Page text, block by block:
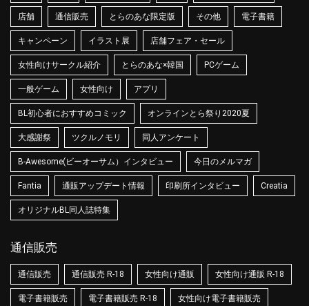
店舗 通信販売 とらのあな限定版 その他 電子書籍
キャンペーン イラスト展 店舗フェア・セール
女性向けサークル紹介 とらのあな×韓国 PCゲーム
一般ゲーム 女性向け アプリ
BL初心者におすすめコミック オンラインとら祭り2020夏
大感謝祭 ツクルノモリ 同人アンケート
B-Awesome(ビーオーサム）インタビュー 今日のメルマガ
Fantia 通販アップデート情報 印刷所インタビュー Creatia
オリジナルBL同人誌特集
通信販売
通信販売 通信販売 R-18 女性向け通販 女性向け通販 R-18
電子書籍販売 電子書籍販売 R-18 女性向け電子書籍販売